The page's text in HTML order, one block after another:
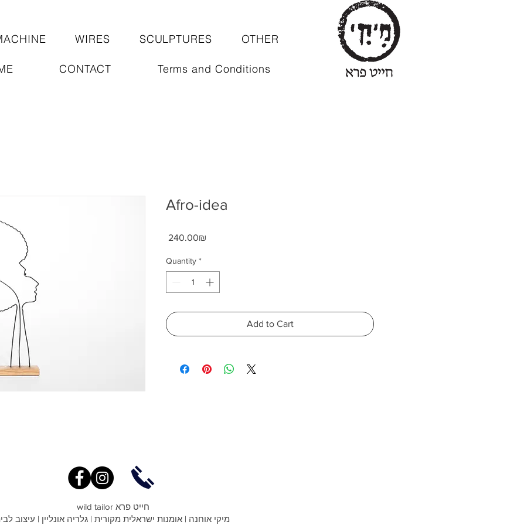
WIRES SCULPTURES OTHER
CONTACT Terms and Conditions
Afro-idea
‏240.00 ‏₪
Quantity *
Add to Cart
wild tailor חייט פרא
מיקי אוחנה | אומנות ישראלית מקורית | גלריה אונליין | עיצוב